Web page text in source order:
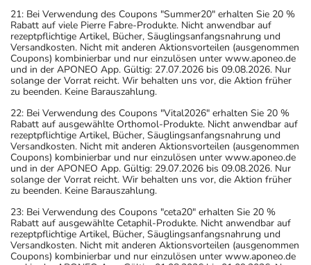
21: Bei Verwendung des Coupons "Summer20" erhalten Sie 20 %
Rabatt auf viele Pierre Fabre-Produkte. Nicht anwendbar auf
rezeptpflichtige Artikel, Bücher, Säuglingsanfangsnahrung und
Versandkosten. Nicht mit anderen Aktionsvorteilen (ausgenommen
Coupons) kombinierbar und nur einzulösen unter www.aponeo.de
und in der APONEO App. Gültig: 27.07.2026 bis 09.08.2026. Nur
solange der Vorrat reicht. Wir behalten uns vor, die Aktion früher
zu beenden. Keine Barauszahlung.
22: Bei Verwendung des Coupons "Vital2026" erhalten Sie 20 %
Rabatt auf ausgewählte Orthomol-Produkte. Nicht anwendbar auf
rezeptpflichtige Artikel, Bücher, Säuglingsanfangsnahrung und
Versandkosten. Nicht mit anderen Aktionsvorteilen (ausgenommen
Coupons) kombinierbar und nur einzulösen unter www.aponeo.de
und in der APONEO App. Gültig: 29.07.2026 bis 09.08.2026. Nur
solange der Vorrat reicht. Wir behalten uns vor, die Aktion früher
zu beenden. Keine Barauszahlung.
23: Bei Verwendung des Coupons "ceta20" erhalten Sie 20 %
Rabatt auf ausgewählte Cetaphil-Produkte. Nicht anwendbar auf
rezeptpflichtige Artikel, Bücher, Säuglingsanfangsnahrung und
Versandkosten. Nicht mit anderen Aktionsvorteilen (ausgenommen
Coupons) kombinierbar und nur einzulösen unter www.aponeo.de